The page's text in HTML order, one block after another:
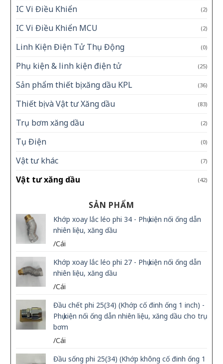
IC Vi Điều Khiển (2)
IC Vi Điều Khiển MCU (2)
Linh Kiện Điện Tử Thụ Động (0)
Phụ kiện & linh kiện điện tử (25)
Sản phẩm thiết bị xăng dầu KPL (36)
Thiết bị và Vật tư Xăng dầu (83)
Trụ bơm xăng dầu (2)
Tụ Điện (0)
Vật tư khác (7)
Vật tư xăng dầu (42)
SẢN PHẨM
Khớp xoay lắc léo phi 34 - Phụ kiện nối ống dẫn
nhiên liệu, xăng dầu
/Cái
Khớp xoay lắc léo phi 27 - Phụ kiện nối ống dẫn
nhiên liệu, xăng dầu
/Cái
Đầu chết phi 25(34) (Khớp cố đinh ống 1 inch) -
Phụ kiện nối ống dẫn nhiên liệu, xăng dầu cho trụ
bơm
/Cái
Đầu sống phi 25(34) (Khớp không cố đinh ống 1